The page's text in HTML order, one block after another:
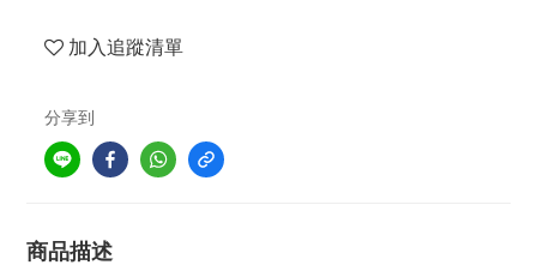
加入追蹤清單
分享到
商品描述